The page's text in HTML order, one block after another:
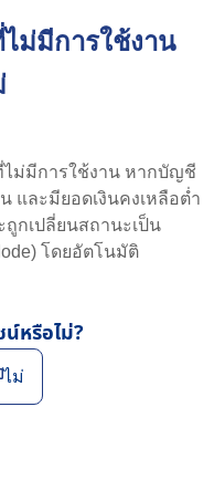
ม่มีการใช้งาน
ม่มีการใช้งาน หากบัญชี
และมียอดเงินคงเหลือต่ำ
กเปลี่ยนสถานะเป็น
โดยอัตโนมัติ
หรือไม่?
ไม่